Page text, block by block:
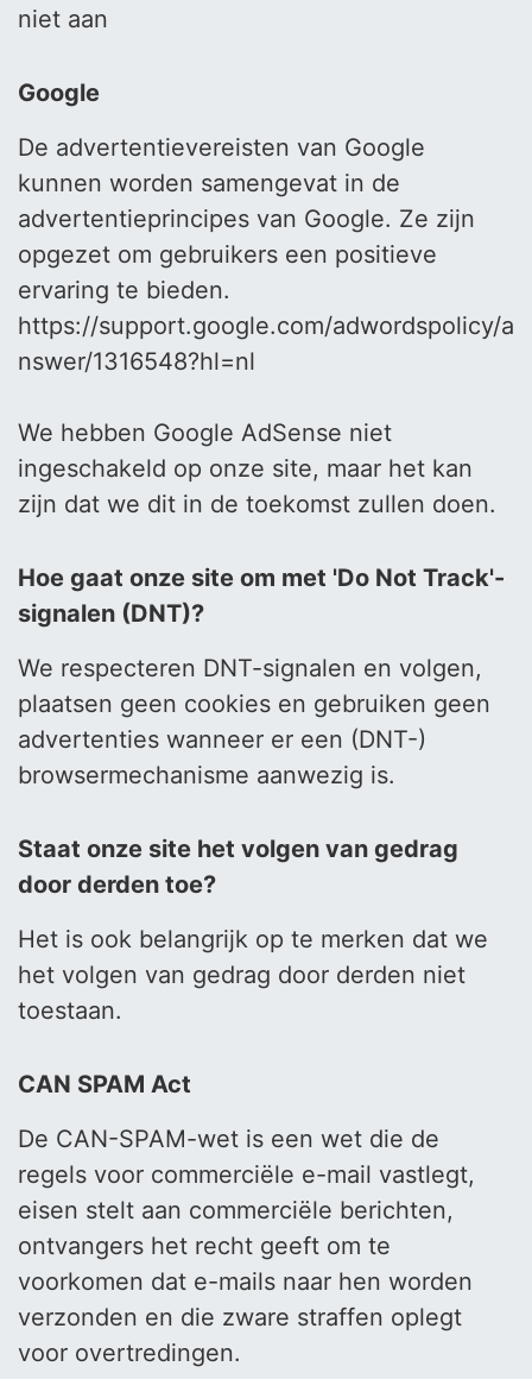
niet aan
Google
De advertentievereisten van Google
kunnen worden samengevat in de
advertentieprincipes van Google. Ze zijn
opgezet om gebruikers een positieve
ervaring te bieden.
https://support.google.com/adwordspolicy/a
nswer/1316548?hl=nl
We hebben Google AdSense niet
ingeschakeld op onze site, maar het kan
zijn dat we dit in de toekomst zullen doen.
Hoe gaat onze site om met 'Do Not Track'-
signalen (DNT)?
We respecteren DNT-signalen en volgen,
plaatsen geen cookies en gebruiken geen
advertenties wanneer er een (DNT-)
browsermechanisme aanwezig is.
Staat onze site het volgen van gedrag
door derden toe?
Het is ook belangrijk op te merken dat we
het volgen van gedrag door derden niet
toestaan.
CAN SPAM Act
De CAN-SPAM-wet is een wet die de
regels voor commerciële e-mail vastlegt,
eisen stelt aan commerciële berichten,
ontvangers het recht geeft om te
voorkomen dat e-mails naar hen worden
verzonden en die zware straffen oplegt
voor overtredingen.